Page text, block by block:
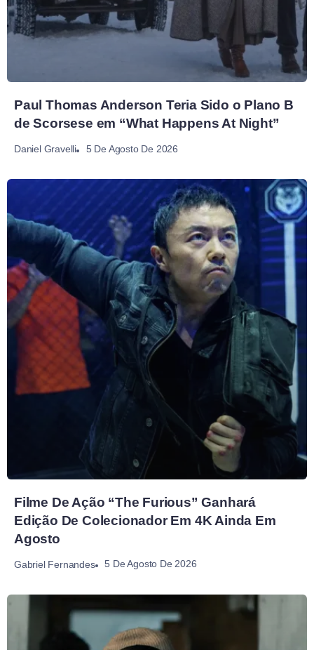
Paul Thomas Anderson Teria Sido o Plano B
de Scorsese em “What Happens At Night”
Daniel Gravelli 5 De Agosto De 2026
Filme De Ação “The Furious” Ganhará
Edição De Colecionador Em 4K Ainda Em
Agosto
Gabriel Fernandes 5 De Agosto De 2026